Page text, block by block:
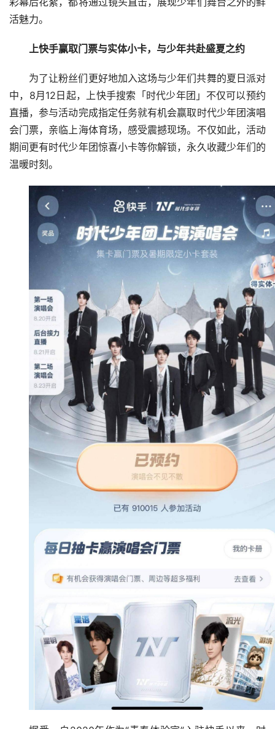
活魅力。
上快手赢取门票与实体小卡，与少年共赴盛夏之约
为了让粉丝们更好地加入这场与少年们共舞的夏日派对
中，8月12日起，上快手搜索「时代少年团」不仅可以预约
直播，参与活动完成指定任务就有机会赢取时代少年团演唱
会门票，亲临上海体育场，感受震撼现场。不仅如此，活动
期间更有时代少年团惊喜小卡等你解锁，永久收藏少年们的
温暖时刻。